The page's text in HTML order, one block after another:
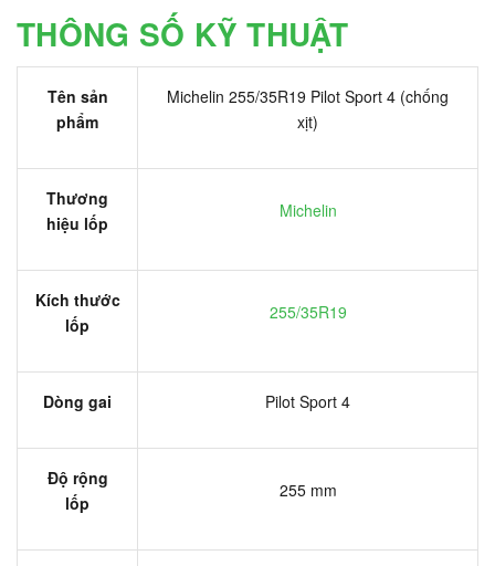
THÔNG SỐ KỸ THUẬT
Tên sản
phẩm
Michelin 255/35R19 Pilot Sport 4 (chống
xịt)
Thương
hiệu lốp
Michelin
Kích thước
lốp
255/35R19
Dòng gai Pilot Sport 4
Độ rộng
lốp
255 mm